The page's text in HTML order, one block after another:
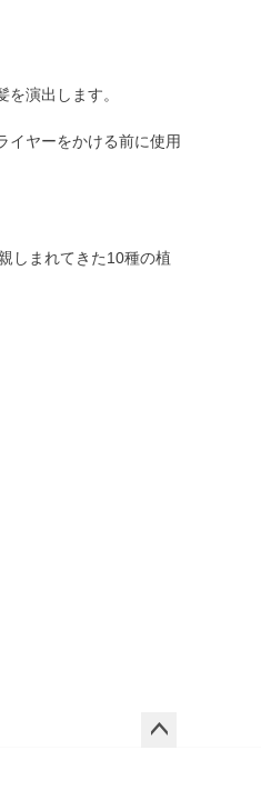
演出します。
イヤーをかける前に使用
しまれてきた10種の植